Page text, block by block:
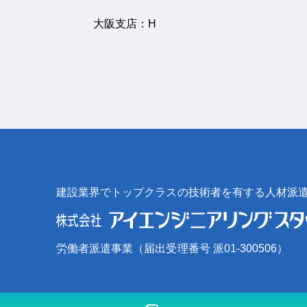
大阪支店：H
建設業界でトップクラスの技術者を有する人材派
労働者派遣事業（届出受理番号 派01-300506）